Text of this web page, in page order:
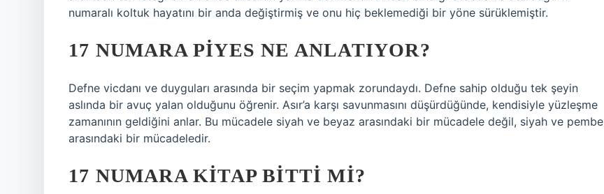
numaralı koltuk hayatını bir anda değiştirmiş ve onu hiç beklemediği bir yöne sürüklemiştir.
17 NUMARA PIYES NE ANLATIYOR?
Defne vicdanı ve duyguları arasında bir seçim yapmak zorundaydı. Defne sahip olduğu tek şeyin
aslında bir avuç yalan olduğunu öğrenir. Asır’a karşı savunmasını düşürdüğünde, kendisiyle yüzleşme
zamanının geldiğini anlar. Bu mücadele siyah ve beyaz arasındaki bir mücadele değil, siyah ve pembe
arasındaki bir mücadeledir.
17 NUMARA KITAP BITTI MI?